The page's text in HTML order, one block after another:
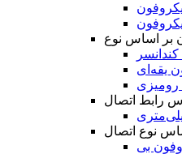
بر اساس نوع
یقه‌ای
رومیزی
رابط اتصال
نوع اتصال